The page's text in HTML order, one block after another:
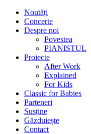
Noutăți
Concerte
Despre noi
Povestea
PIANISTUL
Proiecte
After Work
Explained
For Kids
Classic for Babies
Parteneri
Susține
Găzduiește
Contact